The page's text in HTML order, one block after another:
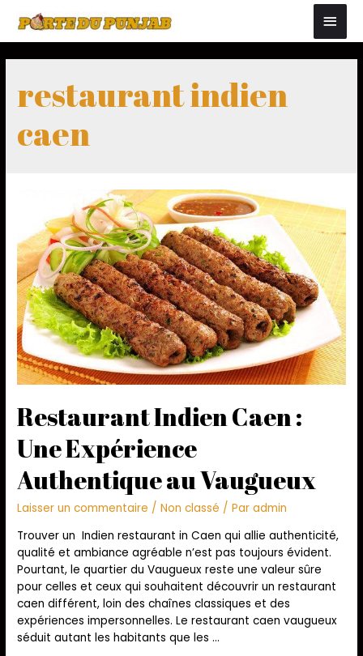
restaurant indien
caen
Restaurant Indien Caen :
Une Expérience
Authentique au Vaugueux
Laisser un commentaire /Non classé / Paradmin
Trouver un Indien restaurant in Caen qui allie authenticité,
qualité et ambiance agréable n’est pas toujours évident.
Pourtant, le quartier du Vaugueux reste une valeur sûre
pour celles et ceux qui souhaitent découvrir un restaurant
caen différent, loin des chaînes classiques et des
expériences impersonnelles. Le restaurant caen vaugueux
séduit autant les habitants que les …